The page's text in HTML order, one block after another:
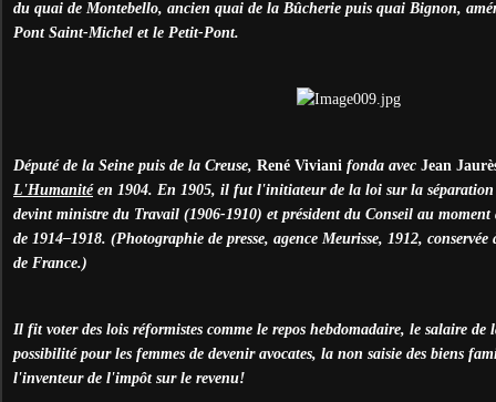
du quai de Montebello, ancien quai de la Bûcherie puis quai Bignon,
Pont Saint-Michel et le Petit-Pont.
Député de la Seine puis de la Creuse, René Viviani fonda avec Jean
L'Humanitéen 1904. En 1905, il fut l'initiateur de la loi sur la
devint ministre du Travail (1906-1910) et président du Conseil au
de 1914–1918. (Photographie de presse, agence Meurisse, 1912,
de France.)
Il fit voter des lois réformistes comme le repos hebdomadaire, le salaire de
possibilité pour les femmes de devenir avocates, la non saisie des biens
l'inventeur de l'impôt sur le revenu!